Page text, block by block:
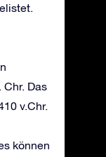
Chr. Das
v.Chr.
können